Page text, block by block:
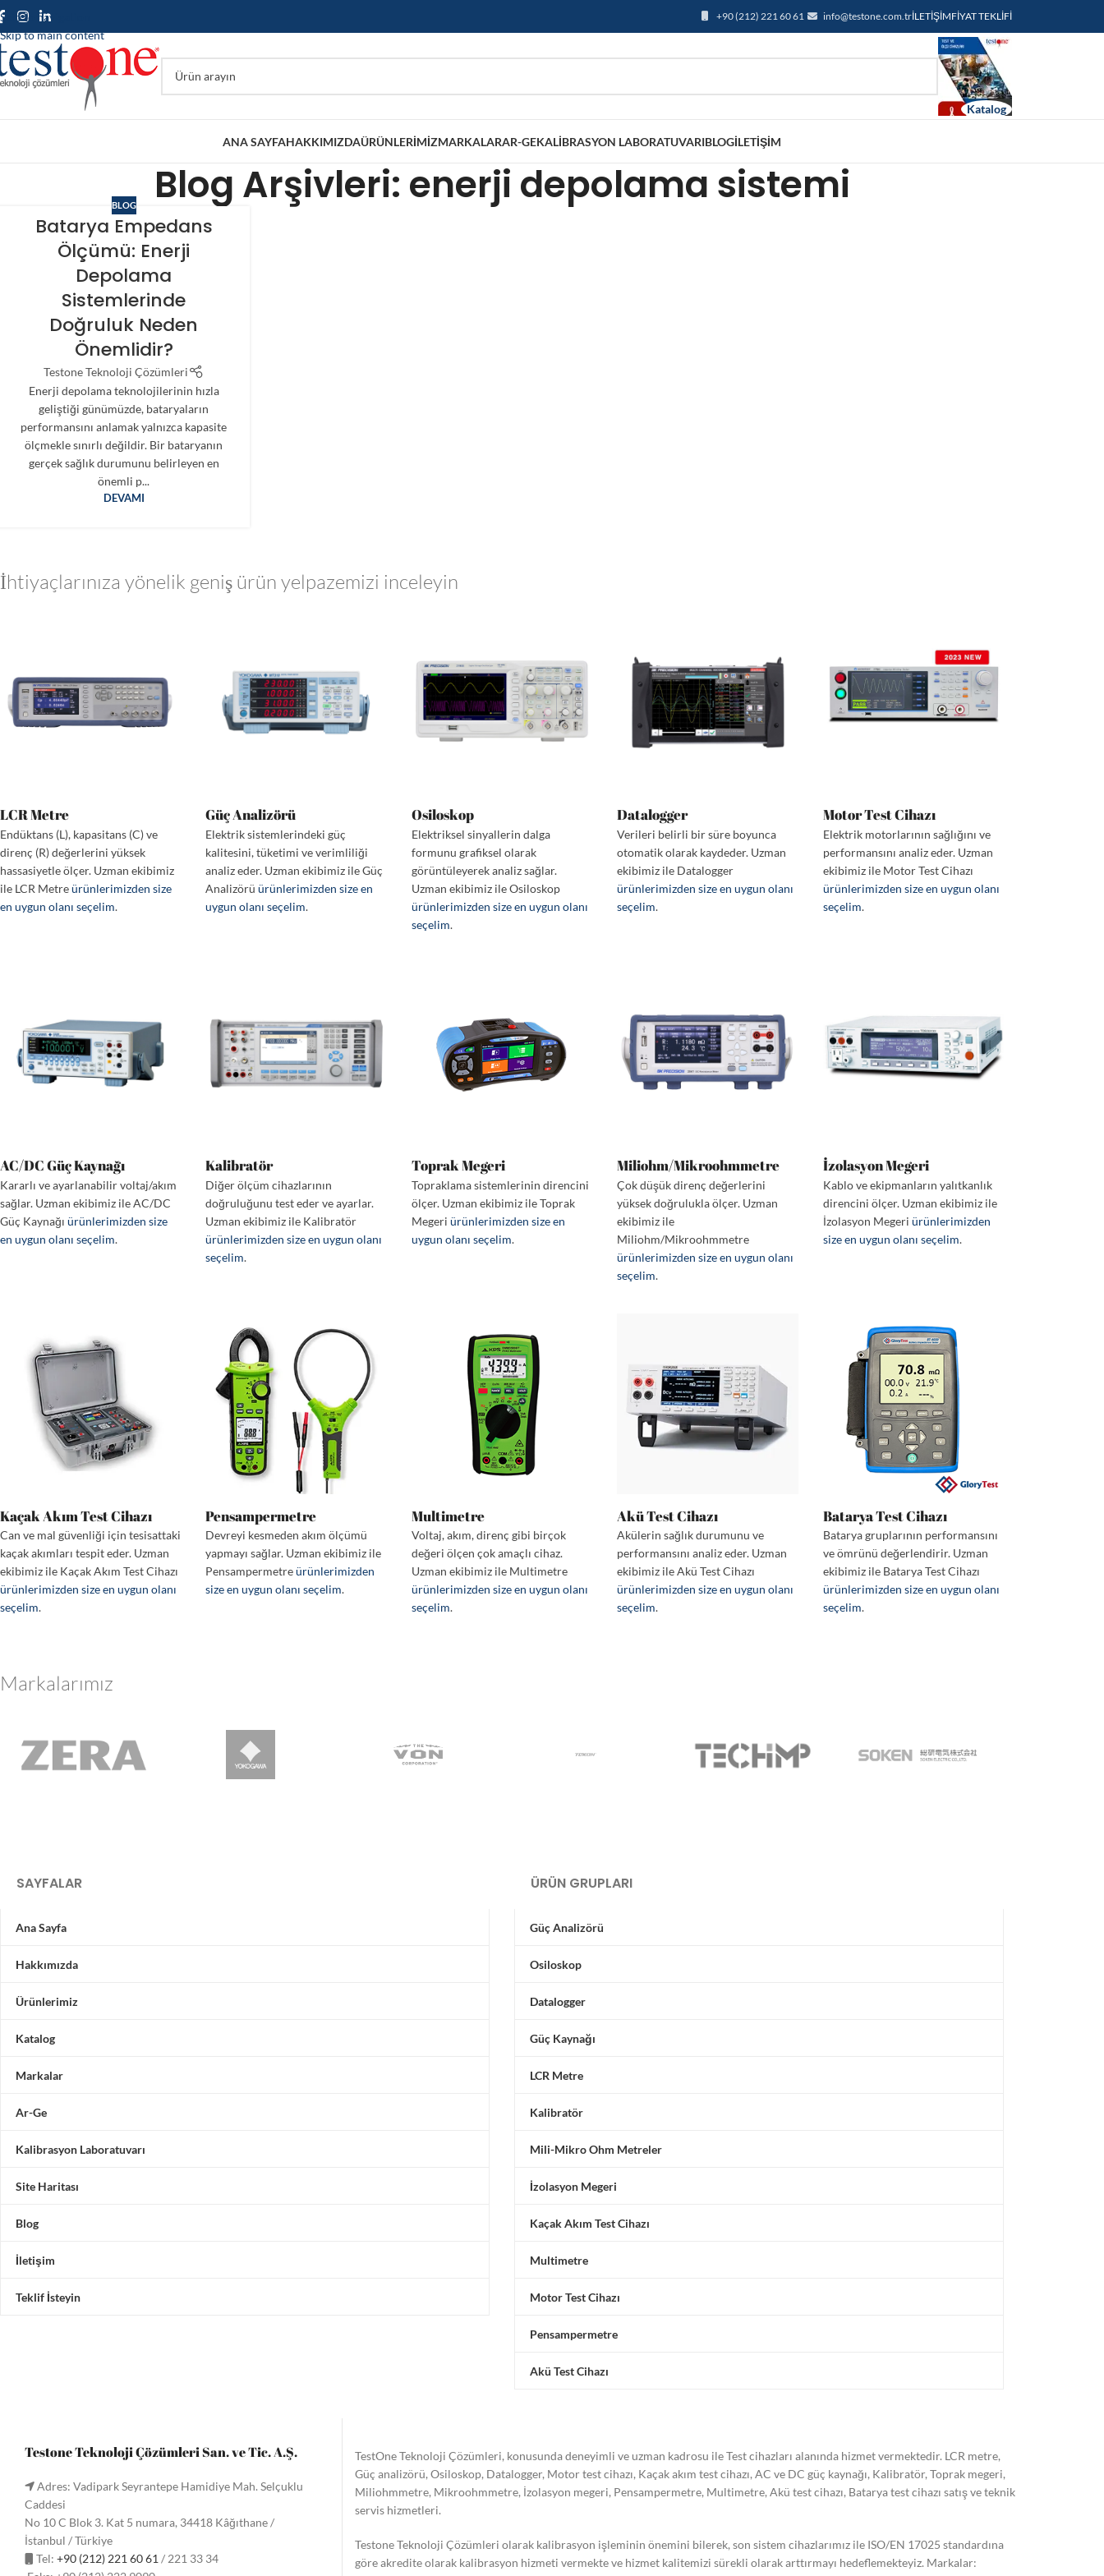
Skip to navigation
Skip to main content
+90 (212) 221 60 61 info@testone.com.trİLETIŞIMFIYAT TEKLIFI
ANA SAYFAHAKKIMIZDAÜRÜNLERIMIZMARKALARAR-GEKALIBRASYON LABORATUVARIBLOGİLETIŞIM
Blog Arşivleri: enerji depolama sistemi
BLOG
Batarya Empedans
Ölçümü: Enerji
Depolama
Sistemlerinde
Doğruluk Neden
Önemlidir?
Testone Teknoloji Çözümleri
Enerji depolama teknolojilerinin hızla
geliştiği günümüzde, bataryaların
performansını anlamak yalnızca kapasite
ölçmekle sınırlı değildir. Bir bataryanın
gerçek sağlık durumunu belirleyen en
önemli p...
DEVAMI
İhtiyaçlarınıza yönelik geniş ürün yelpazemizi inceleyin
LCR Metre
Endüktans (L), kapasitans (C) ve
direnç (R) değerlerini yüksek
hassasiyetle ölçer. Uzman ekibimiz
ile LCR Metreürünlerimizden size
en uygun olanı seçelim.
Güç Analizörü
Elektrik sistemlerindeki güç
kalitesini, tüketimi ve verimliliği
analiz eder. Uzman ekibimiz ile Güç
Analizörüürünlerimizden size en
uygun olanı seçelim.
Osiloskop
Elektriksel sinyallerin dalga
formunu grafiksel olarak
görüntüleyerek analiz sağlar.
Uzman ekibimiz ile Osiloskop
ürünlerimizden size en uygun olanı
seçelim.
Datalogger
Verileri belirli bir süre boyunca
otomatik olarak kaydeder. Uzman
ekibimiz ile Datalogger
ürünlerimizden size en uygun olanı
seçelim.
Motor Test Cihazı
Elektrik motorlarının sağlığını ve
performansını analiz eder. Uzman
ekibimiz ile Motor Test Cihazı
ürünlerimizden size en uygun olanı
seçelim.
AC/DC Güç Kaynağı
Kararlı ve ayarlanabilir voltaj/akım
sağlar. Uzman ekibimiz ile AC/DC
Güç Kaynağı ürünlerimizden size
en uygun olanı seçelim.
Kalibratör
Diğer ölçüm cihazlarının
doğruluğunu test eder ve ayarlar.
Uzman ekibimiz ile Kalibratör
ürünlerimizden size en uygun olanı
seçelim.
Toprak Megeri
Topraklama sistemlerinin direncini
ölçer. Uzman ekibimiz ile Toprak
Megeri ürünlerimizden size en
uygun olanı seçelim.
Miliohm/Mikroohmmetre
Çok düşük direnç değerlerini
yüksek doğrulukla ölçer. Uzman
ekibimiz ile
Miliohm/Mikroohmmetre
ürünlerimizden size en uygun olanı
seçelim.
İzolasyon Megeri
Kablo ve ekipmanların yalıtkanlık
direncini ölçer. Uzman ekibimiz ile
İzolasyon Megeri ürünlerimizden
size en uygun olanı seçelim.
Kaçak Akım Test Cihazı
Can ve mal güvenliği için tesisattaki
kaçak akımları tespit eder. Uzman
ekibimiz ile Kaçak Akım Test Cihazı
ürünlerimizden size en uygun olanı
seçelim.
Pensampermetre
Devreyi kesmeden akım ölçümü
yapmayı sağlar. Uzman ekibimiz ile
Pensampermetreürünlerimizden
size en uygun olanı seçelim.
Multimetre
Voltaj, akım, direnç gibi birçok
değeri ölçen çok amaçlı cihaz.
Uzman ekibimiz ile Multimetre
ürünlerimizden size en uygun olanı
seçelim.
Akü Test Cihazı
Akülerin sağlık durumunu ve
performansını analiz eder. Uzman
ekibimiz ile Akü Test Cihazı
ürünlerimizden size en uygun olanı
seçelim.
Batarya Test Cihazı
Batarya gruplarının performansını
ve ömrünü değerlendirir. Uzman
ekibimiz ile Batarya Test Cihazı
ürünlerimizden size en uygun olanı
seçelim.
Markalarımız
SAYFALAR
Ana Sayfa
Hakkımızda
Ürünlerimiz
Katalog
Markalar
Ar-Ge
Kalibrasyon Laboratuvarı
Site Haritası
Blog
İletişim
Teklif İsteyin
ÜRÜN GRUPLARI
Güç Analizörü
Osiloskop
Datalogger
Güç Kaynağı
LCR Metre
Kalibratör
Mili-Mikro Ohm Metreler
İzolasyon Megeri
Kaçak Akım Test Cihazı
Multimetre
Motor Test Cihazı
Pensampermetre
Akü Test Cihazı
Testone Teknoloji Çözümleri San. ve Tic. A.Ş.
Adres: Vadipark Seyrantepe Hamidiye Mah. Selçuklu
Caddesi
No 10 C Blok 3. Kat 5 numara, 34418 Kâğıthane /
İstanbul / Türkiye
Tel: +90 (212) 221 60 61/ 221 33 34
TestOne Teknoloji Çözümleri, konusunda deneyimli ve uzman kadrosu ile Test cihazları alanında hizmet vermektedir. LCR metre,
Güç analizörü, Osiloskop, Datalogger, Motor test cihazı, Kaçak akım test cihazı, AC ve DC güç kaynağı, Kalibratör, Toprak megeri,
Miliohmmetre, Mikroohmmetre, İzolasyon megeri, Pensampermetre, Multimetre, Akü test cihazı, Batarya test cihazı satış ve teknik
servis hizmetleri.
Testone Teknoloji Çözümleri olarak kalibrasyon işleminin önemini bilerek, son sistem cihazlarımız ile ISO/EN 17025 standardına
göre akredite olarak kalibrasyon hizmeti vermekte ve hizmet kalitemizi sürekli olarak arttırmayı hedeflemekteyiz. Markalar: